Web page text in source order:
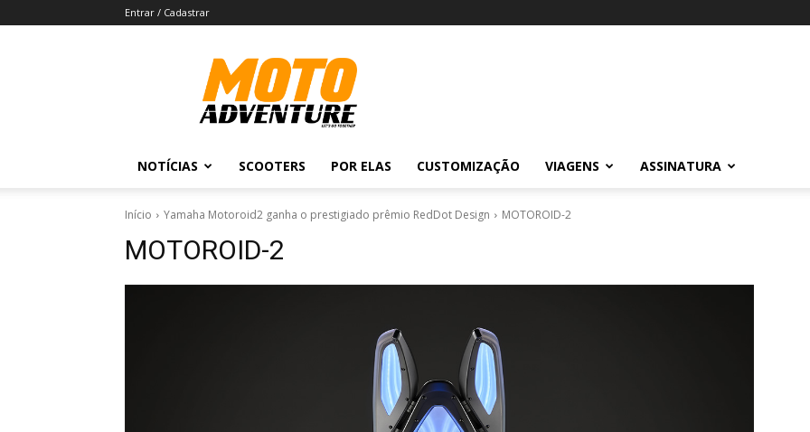
Entrar / Cadastrar
Revista
Moto
Adventure
NOTÍCIAS SCOOTERS POR ELAS CUSTOMIZAÇÃO VIAGENS ASSINATURA
Início Yamaha Motoroid2 ganha o prestigiado prêmio RedDot Design MOTOROID-2
MOTOROID-2